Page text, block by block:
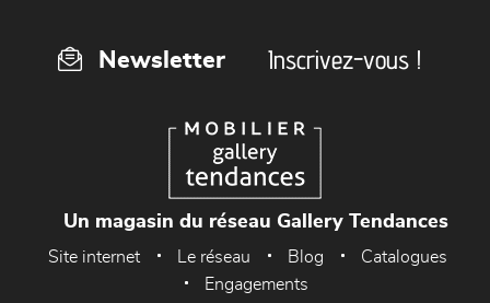
Newsletter Inscrivez-vous !
Un magasin du réseau Gallery Tendances
Site internet Le réseau Blog
Catalogues
Engagements